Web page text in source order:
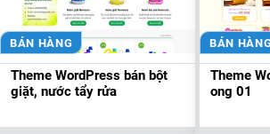
BÁN HÀNG
Theme WordPress bán bột
giặt, nước tẩy rửa
BÁN
Theme
ong 01